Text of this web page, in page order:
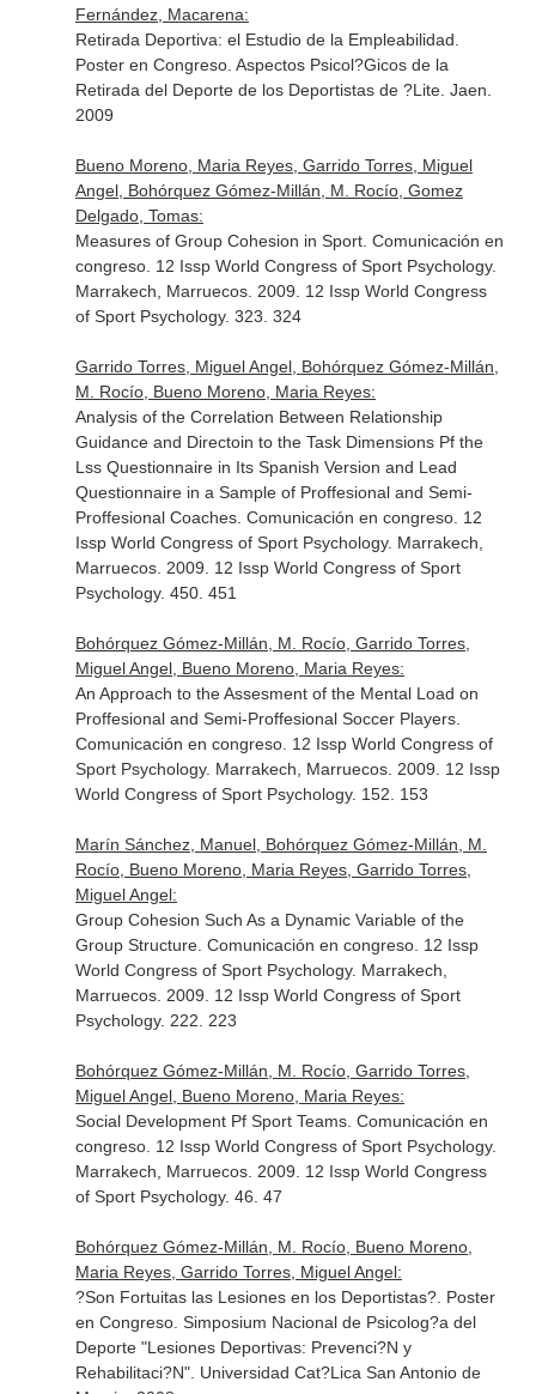
Fernández, Macarena:
Retirada Deportiva: el Estudio de la Empleabilidad.
Poster en Congreso. Aspectos Psicol?Gicos de la
Retirada del Deporte de los Deportistas de ?Lite. Jaen.
2009
Bueno Moreno, Maria Reyes, Garrido Torres, Miguel
Angel, Bohórquez Gómez-Millán, M. Rocío, Gomez
Delgado, Tomas:
Measures of Group Cohesion in Sport. Comunicación en
congreso. 12 Issp World Congress of Sport Psychology.
Marrakech, Marruecos. 2009. 12 Issp World Congress
of Sport Psychology. 323. 324
Garrido Torres, Miguel Angel, Bohórquez Gómez-Millán,
M. Rocío, Bueno Moreno, Maria Reyes:
Analysis of the Correlation Between Relationship
Guidance and Directoin to the Task Dimensions Pf the
Lss Questionnaire in Its Spanish Version and Lead
Questionnaire in a Sample of Proffesional and Semi-
Proffesional Coaches. Comunicación en congreso. 12
Issp World Congress of Sport Psychology. Marrakech,
Marruecos. 2009. 12 Issp World Congress of Sport
Psychology. 450. 451
Bohórquez Gómez-Millán, M. Rocío, Garrido Torres,
Miguel Angel, Bueno Moreno, Maria Reyes:
An Approach to the Assesment of the Mental Load on
Proffesional and Semi-Proffesional Soccer Players.
Comunicación en congreso. 12 Issp World Congress of
Sport Psychology. Marrakech, Marruecos. 2009. 12 Issp
World Congress of Sport Psychology. 152. 153
Marín Sánchez, Manuel, Bohórquez Gómez-Millán, M.
Rocío, Bueno Moreno, Maria Reyes, Garrido Torres,
Miguel Angel:
Group Cohesion Such As a Dynamic Variable of the
Group Structure. Comunicación en congreso. 12 Issp
World Congress of Sport Psychology. Marrakech,
Marruecos. 2009. 12 Issp World Congress of Sport
Psychology. 222. 223
Bohórquez Gómez-Millán, M. Rocío, Garrido Torres,
Miguel Angel, Bueno Moreno, Maria Reyes:
Social Development Pf Sport Teams. Comunicación en
congreso. 12 Issp World Congress of Sport Psychology.
Marrakech, Marruecos. 2009. 12 Issp World Congress
of Sport Psychology. 46. 47
Bohórquez Gómez-Millán, M. Rocío, Bueno Moreno,
Maria Reyes, Garrido Torres, Miguel Angel:
?Son Fortuitas las Lesiones en los Deportistas?. Poster
en Congreso. Simposium Nacional de Psicolog?a del
Deporte "Lesiones Deportivas: Prevenci?N y
Rehabilitaci?N". Universidad Cat?Lica San Antonio de